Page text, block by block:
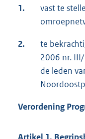
1.
vast te
2.
te
2006 nr.
de leden
Verordening